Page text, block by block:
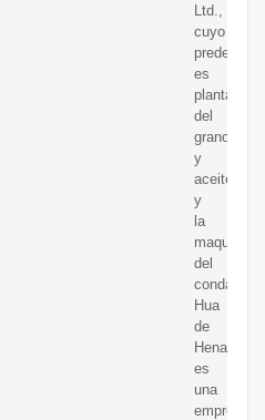
Ltd.,
cuyo
predecesor
es
planta
del
grano
y
aceite
y
la
maquinaria
del
condado
Hua
de
Henan,
es
una
empresa